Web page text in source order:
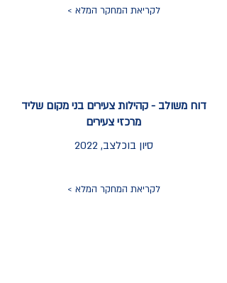
לקריאת המחקר המלא >
דוח משולב - קהילות צעירים בני מקום שליד
מרכזי צעירים
סיון בוכלצב, 2022
לקריאת המחקר המלא >